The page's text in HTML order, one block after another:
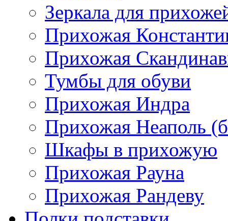
Зеркала для
Прихожая
Прихожая
Тумбы для обуви
Прихожая Индра
Прихожая Неаполь
Шкафы в прихожую
Прихожая Рауна
Прихожая Рандеву